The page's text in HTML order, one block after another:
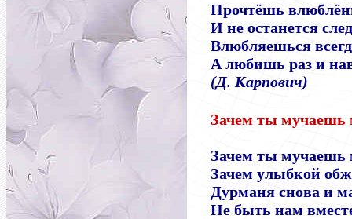
Прочтёшь
И не останется
Влюбляешься
А любишь раз и
(Д. Карпович)
Зачем ты мучаешь
Зачем ты мучаешь
Зачем улыбкой
Дурманя снова и
Не быть нам